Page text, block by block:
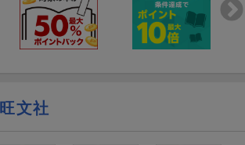
旺文社